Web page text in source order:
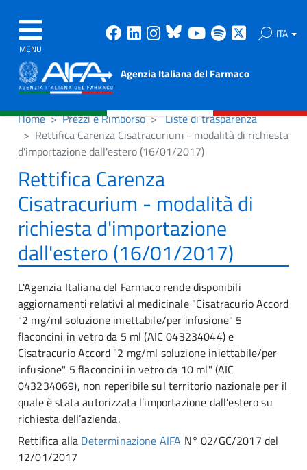
MENU
Facebook
Linkedin
Instagram
Bluesky
Youtube
Spotify ITA
Agenzia Italiana del Farmaco
Home Prezzi e Rimborso
Liste di trasparenza
Rettifica Carenza Cisatracurium - modalità di richiesta
d'importazione dall'estero (16/01/2017)
Rettifica Carenza
Cisatracurium - modalità di
richiesta d'importazione
dall'estero (16/01/2017)
L'Agenzia Italiana del Farmaco rende disponibili
aggiornamenti relativi al medicinale "Cisatracurio Accord
"2 mg/ml soluzione iniettabile/per infusione" 5
flaconcini in vetro da 5 ml (AIC 043234044) e
Cisatracurio Accord "2 mg/ml soluzione iniettabile/per
infusione" 5 flaconcini in vetro da 10 ml" (AIC
043234069), non reperibile sul territorio nazionale per il
quale è stata autorizzata l’importazione dall’estero su
richiesta dell’azienda.
Rettifica alla Determinazione AIFA N° 02/GC/2017 del
12/01/2017